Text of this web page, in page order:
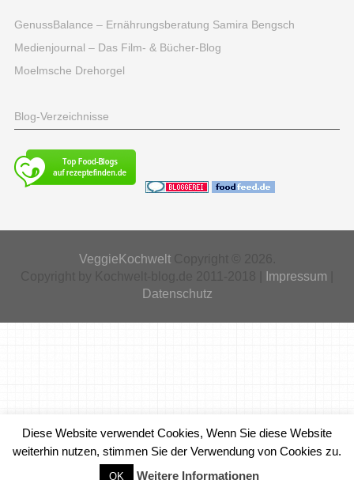
GenussBalance – Ernährungsberatung Samira Bengsch
Medienjournal – Das Film- & Bücher-Blog
Moelmsche Drehorgel
Blog-Verzeichnisse
VeggieKochweltCopyright © 2026.
Impressum
Datenschutz
Diese Website verwendet Cookies, Wenn Sie diese Website
weiterhin nutzen, stimmen Sie der Verwendung von Cookies zu.
OK Weitere Informationen